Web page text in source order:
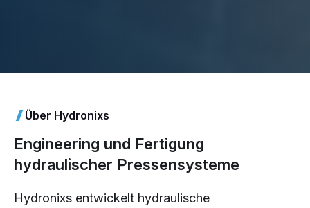
Über Hydronixs
Engineering und Fertigung
hydraulischer Pressensysteme
Hydronixs entwickelt hydraulische